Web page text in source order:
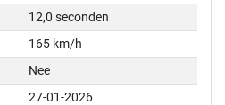
12,0 seconden
165 km/h
Nee
27-01-2026